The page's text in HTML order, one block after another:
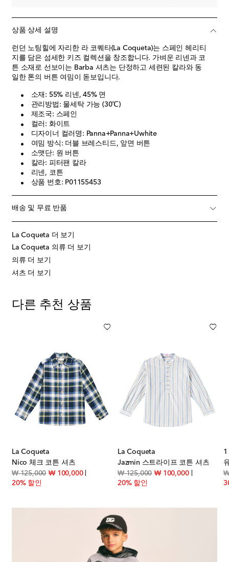
상품 상세 설명
런던 노팅힐에 자리한 라 코퀘타(La Coqueta)는 스페인 헤리티
지를 담은 섬세한 키즈 컬렉션을 창조합니다. 가벼운 리넨과 코
튼 소재로 선보이는 Barba 셔츠는 단정하고 세련된 칼라와 동
일한 톤의 버튼 여밈이 돋보입니다.
소재: 55% 리넨, 45% 면
관리방법: 물세탁 가능 (30℃)
제조국: 스페인
컬러: 화이트
디자이너 컬러명: Panna+Panna+Uwhite
여밈 방식: 더블 브레스티드, 앞면 버튼
소맷단: 원 버튼
칼라: 피터팬 칼라
리넨, 코튼
상품 번호: P01155453
배송 및 무료 반품
La Coqueta 더 보기
La Coqueta 의류 더 보기
의류 더 보기
셔츠 더 보기
다른 추천 상품
La Coqueta
Nico 체크 코튼 셔츠
₩ 125,000original price
₩ 100,000discount price
20% 할인
La Coqueta
Jazmin 스트라이프 코튼 셔츠
₩ 125,000original price
₩ 100,000discount
20% 할인
1
₩
price